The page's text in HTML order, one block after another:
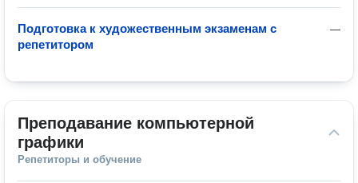
—
Подготовка к художественным экзаменам с
репетитором
Преподавание компьютерной
графики
Репетиторы и обучение